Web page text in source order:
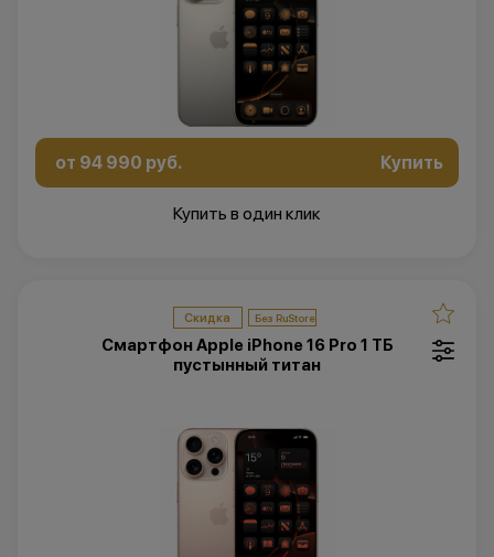
от 94 990 руб. Купить
Купить в один клик
Скидка
Смартфон Apple iPhone 16 Pro 1 ТБ
пустынный титан